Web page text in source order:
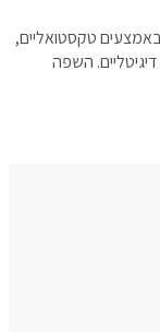
טקסטואליים,
השפה